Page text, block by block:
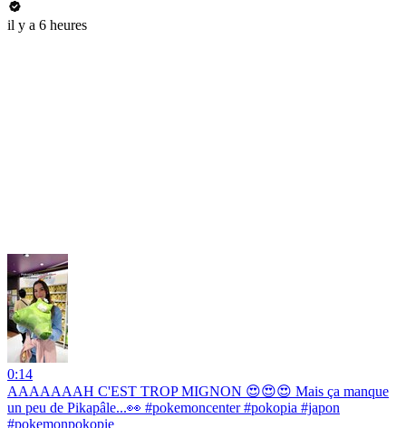
il y a 6 heures
0:14
AAAAAAAH C'EST TROP MIGNON 😍😍😍 Mais ça manque
un peu de Pikapâle...👀 #pokemoncenter #pokopia #japon
#pokemonpokopie